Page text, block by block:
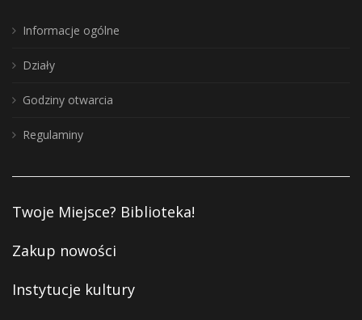
Informacje ogólne
Działy
Godziny otwarcia
Regulaminy
Twoje Miejsce? Biblioteka!
Zakup nowości
Instytucje kultury